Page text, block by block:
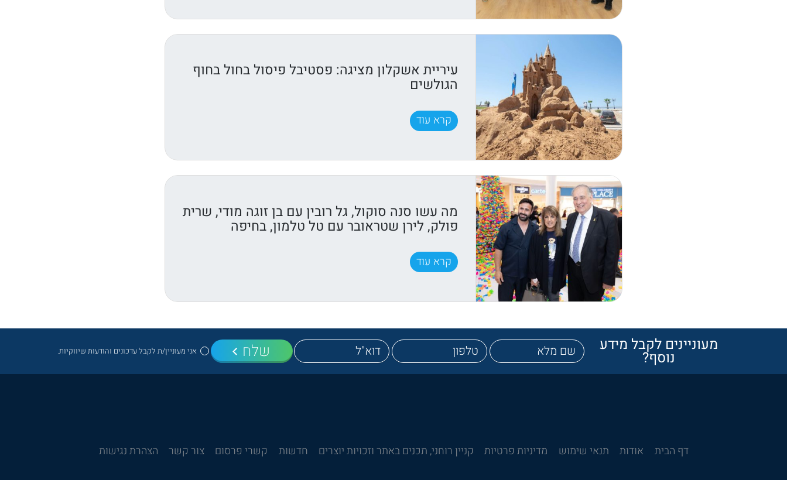
עיריית אשקלון מציגה: פסטיבל פיסול בחול בחוף
הגולשים
קרא עוד
מה עשו סנה סוקול, גל רובין עם בן זוגה מודי, שרית
פולק, לירן שטראובר עם טל טלמון, בחיפה
קרא עוד
מעוניינים לקבל מידע
נוסף? אני מעוניין/ת לקבל עדכונים והודעות שיווקיות. שלח
דף הבית אודות תנאי שימוש מדיניות פרטיות קניין רוחני, תכנים באתר וזכויות יוצרים חדשות קשרי פרסום צור קשר הצהרת נגישות